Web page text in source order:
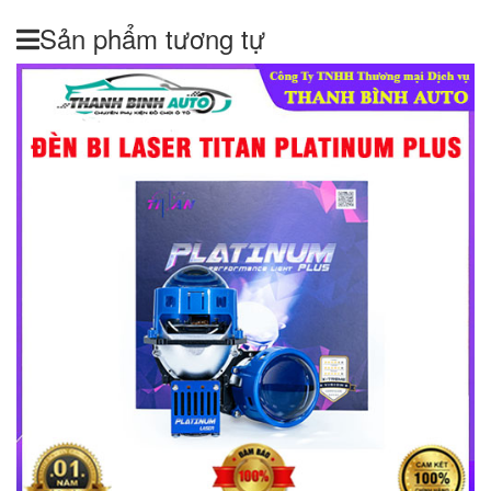
Sản phẩm tương tự